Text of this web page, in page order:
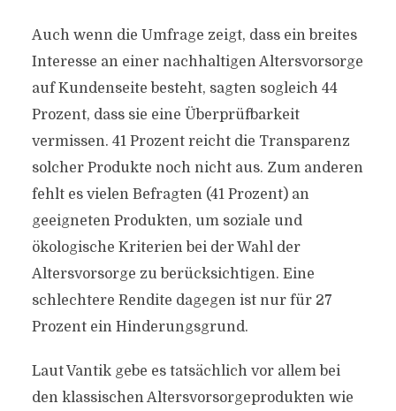
Auch wenn die Umfrage zeigt, dass ein breites
Interesse an einer nachhaltigen Altersvorsorge
auf Kundenseite besteht, sagten sogleich 44
Prozent, dass sie eine Überprüfbarkeit
vermissen. 41 Prozent reicht die Transparenz
solcher Produkte noch nicht aus. Zum anderen
fehlt es vielen Befragten (41 Prozent) an
geeigneten Produkten, um soziale und
ökologische Kriterien bei der Wahl der
Altersvorsorge zu berücksichtigen. Eine
schlechtere Rendite dagegen ist nur für 27
Prozent ein Hinderungsgrund.
Laut Vantik gebe es tatsächlich vor allem bei
den klassischen Altersvorsorgeprodukten wie